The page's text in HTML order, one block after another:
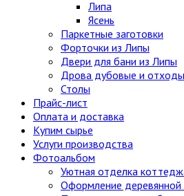
Липа
Ясень
Паркетные заготовки
Форточки из Липы
Двери для бани из Липы
Дрова дубовые и
Столы
Прайс-лист
Оплата и доставка
Купим сырье
Услуги производства
Фотоальбом
Уютная отделка
Оформление деревянной